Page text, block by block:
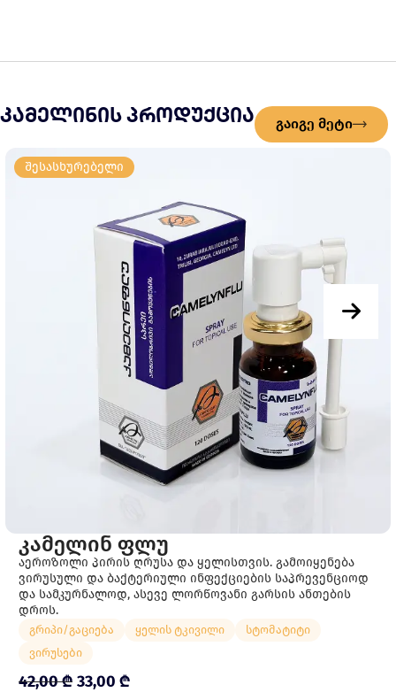
კამელინის პროდუქცია გაიგე მეტი
შესასხურებელი
ᲙᲐᲛᲔᲚᲘᲜ ᲤᲚᲣ
აეროზოლი პირის ღრუსა და ყელისთვის. გამოიყენება
ვირუსული და ბაქტერიული ინფექციების საპრევენციოდ
და სამკურნალოდ, ასევე ლორწოვანი გარსის ანთების
დროს.
გრიპი/გაციება ყელის ტკივილი
სტომატიტი
ვირუსები
42,00₾ 33,00 ₾